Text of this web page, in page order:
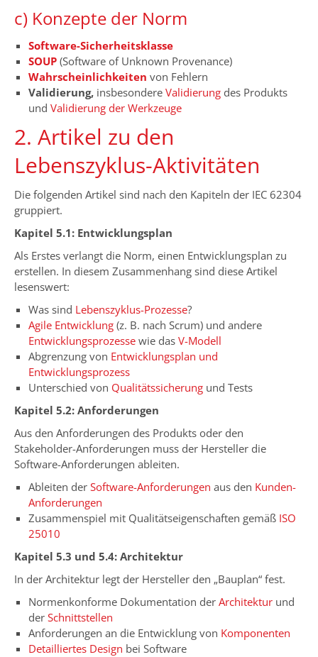
c) Konzepte der Norm
Software-Sicherheitsklasse
SOUP (Software of Unknown Provenance)
Wahrscheinlichkeiten von Fehlern
Validierung, insbesondere Validierung des Produkts
und Validierung der Werkzeuge
2. Artikel zu den
Lebenszyklus-Aktivitäten
Die folgenden Artikel sind nach den Kapiteln der IEC 62304
gruppiert.
Kapitel 5.1: Entwicklungsplan
Als Erstes verlangt die Norm, einen Entwicklungsplan zu
erstellen. In diesem Zusammenhang sind diese Artikel
lesenswert:
Was sind Lebenszyklus-Prozesse?
Agile Entwicklung (z. B. nach Scrum) und andere
Entwicklungsprozesse wie das V-Modell
Abgrenzung von Entwicklungsplan und
Entwicklungsprozess
Unterschied von Qualitätssicherung und Tests
Kapitel 5.2: Anforderungen
Aus den Anforderungen des Produkts oder den
Stakeholder-Anforderungen muss der Hersteller die
Software-Anforderungen ableiten.
Ableiten der Software-Anforderungen aus den Kunden-
Anforderungen
Zusammenspiel mit Qualitätseigenschaften gemäß ISO
25010
Kapitel 5.3 und 5.4: Architektur
In der Architektur legt der Hersteller den „Bauplan“ fest.
Normenkonforme Dokumentation der Architektur und
der Schnittstellen
Anforderungen an die Entwicklung von Komponenten
Detailliertes Design bei Software